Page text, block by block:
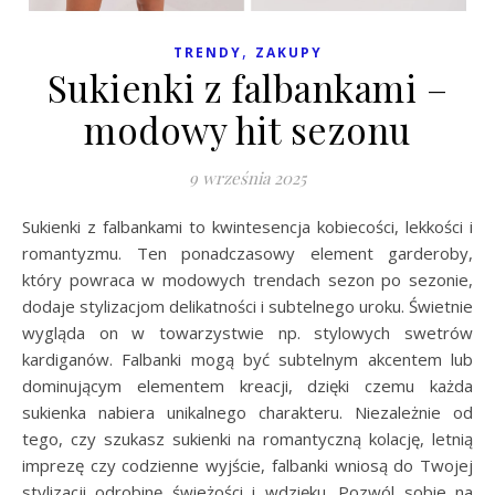
TRENDY, ZAKUPY
Sukienki z falbankami –
modowy hit sezonu
9 września 2025
Sukienki z falbankami to kwintesencja kobiecości, lekkości i
romantyzmu. Ten ponadczasowy element garderoby,
który powraca w modowych trendach sezon po sezonie,
dodaje stylizacjom delikatności i subtelnego uroku. Świetnie
wygląda on w towarzystwie np. stylowych swetrów
kardiganów. Falbanki mogą być subtelnym akcentem lub
dominującym elementem kreacji, dzięki czemu każda
sukienka nabiera unikalnego charakteru. Niezależnie od
tego, czy szukasz sukienki na romantyczną kolację, letnią
imprezę czy codzienne wyjście, falbanki wniosą do Twojej